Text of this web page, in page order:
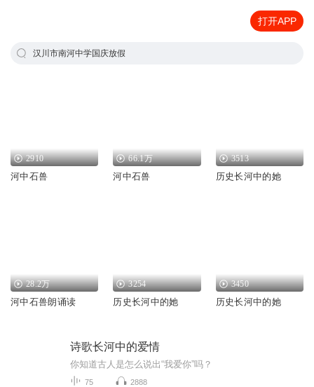
打开APP
汉川市南河中学国庆放假
2910
河中石兽
66.1万
河中石兽
3513
历史长河中的她
28.2万
河中石兽朗诵读
3254
历史长河中的她
3450
历史长河中的她
诗歌长河中的爱情
你知道古人是怎么说出“我爱你”吗？
75 2888